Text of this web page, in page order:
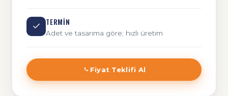
TERMIN
Adet ve tasarıma göre; hızlı üretim
Fiyat Teklifi Al